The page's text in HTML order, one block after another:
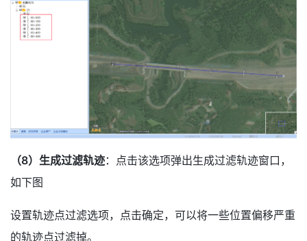
（8）生成过滤轨迹：点击该选项弹出生成过滤轨迹窗口，
如下图
设置轨迹点过滤选项，点击确定，可以将一些位置偏移严重
的轨迹点过滤掉。